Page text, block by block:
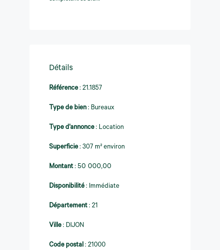
Détails
Référence : 21.1857
Type de bien : Bureaux
Type d'annonce : Location
Superficie : 307 m² environ
Montant : 50 000,00
Disponibilité : Immédiate
Département : 21
Ville : DIJON
Code postal : 21000